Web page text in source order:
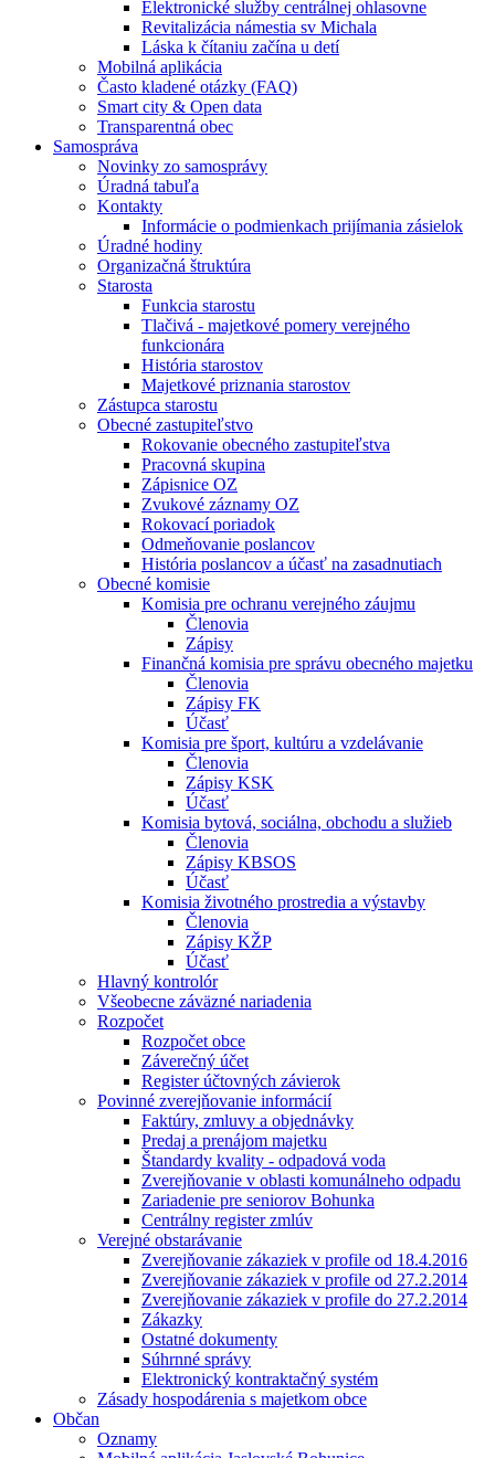
Elektronické služby centrálnej ohlasovne
Revitalizácia námestia sv Michala
Láska k čítaniu začína u detí
Mobilná aplikácia
Často kladené otázky (FAQ)
Smart city & Open data
Transparentná obec
Samospráva
Novinky zo samosprávy
Úradná tabuľa
Kontakty
Informácie o podmienkach prijímania zásielok
Úradné hodiny
Organizačná štruktúra
Starosta
Funkcia starostu
Tlačivá - majetkové pomery verejného
funkcionára
História starostov
Majetkové priznania starostov
Zástupca starostu
Obecné zastupiteľstvo
Rokovanie obecného zastupiteľstva
Pracovná skupina
Zápisnice OZ
Zvukové záznamy OZ
Rokovací poriadok
Odmeňovanie poslancov
História poslancov a účasť na zasadnutiach
Obecné komisie
Komisia pre ochranu verejného záujmu
Členovia
Zápisy
Finančná komisia pre správu obecného majetku
Členovia
Zápisy FK
Účasť
Komisia pre šport, kultúru a vzdelávanie
Členovia
Zápisy KSK
Účasť
Komisia bytová, sociálna, obchodu a služieb
Členovia
Zápisy KBSOS
Účasť
Komisia životného prostredia a výstavby
Členovia
Zápisy KŽP
Účasť
Hlavný kontrolór
Všeobecne záväzné nariadenia
Rozpočet
Rozpočet obce
Záverečný účet
Register účtovných závierok
Povinné zverejňovanie informácií
Faktúry, zmluvy a objednávky
Predaj a prenájom majetku
Štandardy kvality - odpadová voda
Zverejňovanie v oblasti komunálneho odpadu
Zariadenie pre seniorov Bohunka
Centrálny register zmlúv
Verejné obstarávanie
Zverejňovanie zákaziek v profile od 18.4.2016
Zverejňovanie zákaziek v profile od 27.2.2014
Zverejňovanie zákaziek v profile do 27.2.2014
Zákazky
Ostatné dokumenty
Súhrnné správy
Elektronický kontraktačný systém
Zásady hospodárenia s majetkom obce
Občan
Oznamy